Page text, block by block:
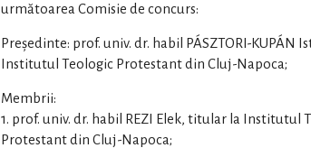
următoarea Comisie de concurs:
Preşedinte: prof. univ. dr. habil PÁSZTORI-KUPÁN
Institutul Teologic Protestant din Cluj-Napoca;
Membrii:
1. prof. univ. dr. habil REZI Elek, titular la Institutul
Protestant din Cluj-Napoca;